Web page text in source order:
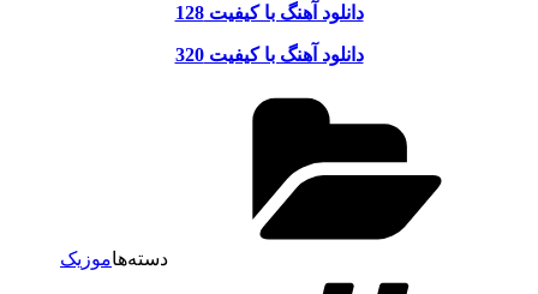
دانلود آهنگ با کیفیت 128
دانلود آهنگ با کیفیت 320
دسته‌هاموزیک